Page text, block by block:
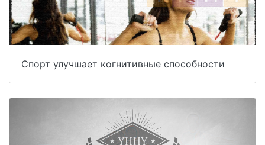
Спорт улучшает когнитивные способности